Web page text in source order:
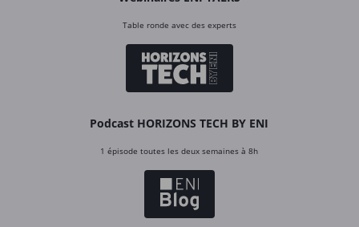
Table ronde avec des experts
Podcast HORIZONS TECH BY ENI
1 épisode toutes les deux semaines à 8h